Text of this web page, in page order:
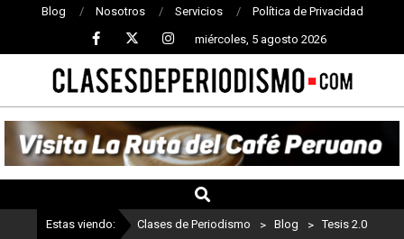
Blog Nosotros Servicios Política de Privacidad
miércoles, 5 agosto 2026
CLASES
DE
PERIODISMO
Estas viendo: Clases de Periodismo > Blog > Tesis 2.0